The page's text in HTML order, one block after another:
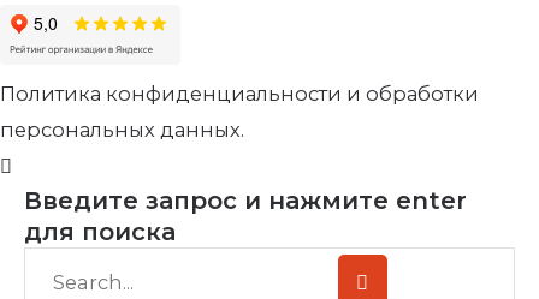
Политика конфиденциальности и обработки
персональных данных.
Введите запрос и нажмите enter
для поиска